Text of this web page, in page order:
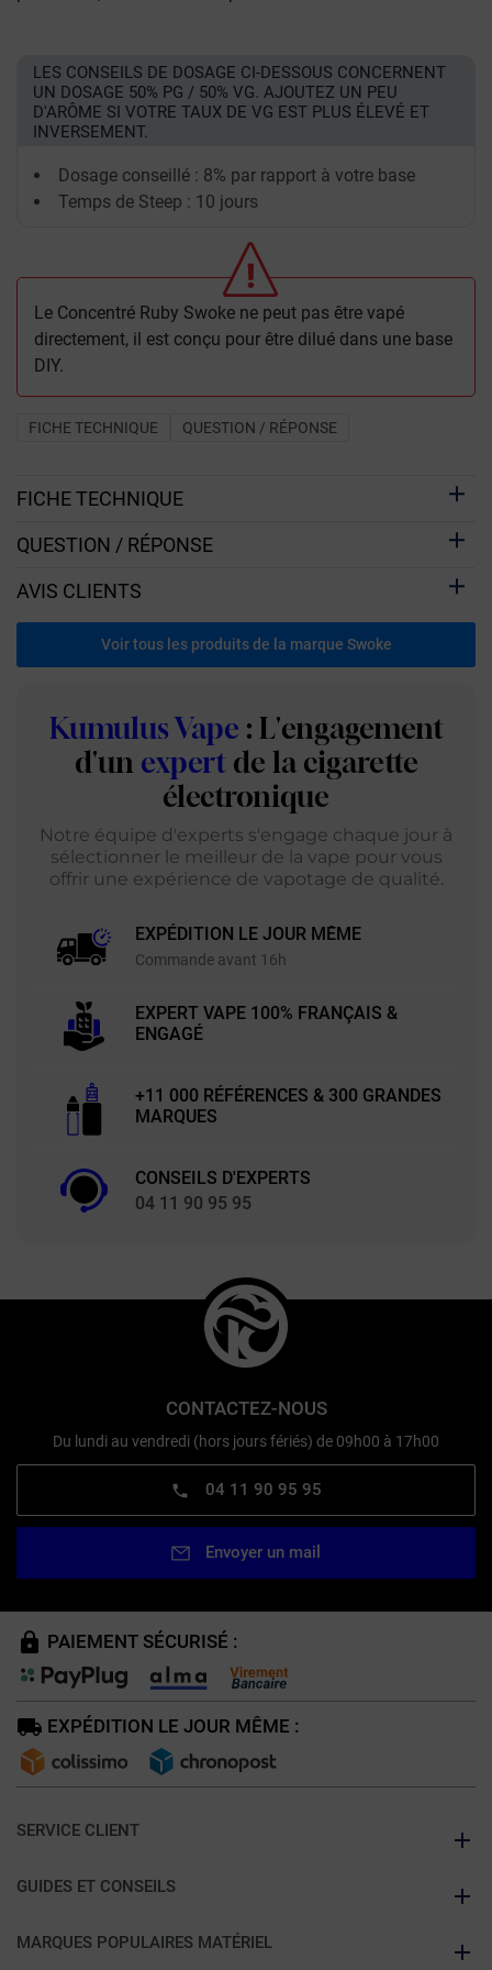
LES CONSEILS DE DOSAGE CI-DESSOUS CONCERNENT
UN DOSAGE 50% PG / 50% VG. AJOUTEZ UN PEU
D'ARÔME SI VOTRE TAUX DE VG EST PLUS ÉLEVÉ ET
INVERSEMENT.
Dosage conseillé : 8% par rapport à votre base
Temps de Steep : 10 jours
Le Concentré Ruby Swoke ne peut pas être vapé
directement, il est conçu pour être dilué dans une base
DIY.
FICHE TECHNIQUE QUESTION / RÉPONSE
FICHE TECHNIQUE
QUESTION / RÉPONSE
AVIS CLIENTS
Voir tous les produits de la marque Swoke
Kumulus Vape : L'engagement
d'un expert de la cigarette
électronique
Notre équipe d'experts s'engage chaque jour à
sélectionner le meilleur de la vape pour vous
offrir une expérience de vapotage de qualité.
EXPÉDITION LE JOUR MÊME
Commande avant 16h
EXPERT VAPE 100% FRANÇAIS &
ENGAGÉ
+11 000 RÉFÉRENCES & 300 GRANDES
MARQUES
CONSEILS D'EXPERTS
04 11 90 95 95
CONTACTEZ-NOUS
Du lundi au vendredi (hors jours fériés) de 09h00 à 17h00
04 11 90 95 95
Envoyer un mail
PAIEMENT SÉCURISÉ :
EXPÉDITION LE JOUR MÊME :
SERVICE CLIENT
GUIDES ET CONSEILS
MARQUES POPULAIRES MATÉRIEL